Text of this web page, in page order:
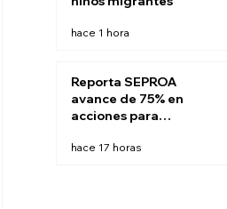
hace 1 hora
Reporta SEPROA
avance de 75% en
acciones para
aguas residuales de
hace 17 horas